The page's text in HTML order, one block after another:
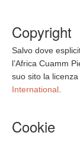
Copyright
Salvo dove
l’Africa Cuamm
suo sito la licenza
International
Cookie